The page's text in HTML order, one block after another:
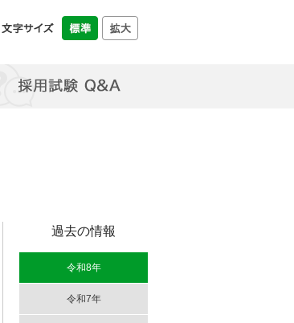
過去の情報
令和8年
令和7年